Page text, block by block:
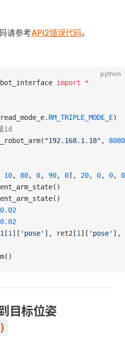
请参考API2错误代码。
python
import *
RM_TRIPLE_MODE_E)
id
"192.168.1.18" , 8080
10, 80, 0, 90, 0], 20, 0, 0, 0
0.02
0.02
1 ][ 'pose' ], ret2[1 ][ 'pose' ],
目标位姿